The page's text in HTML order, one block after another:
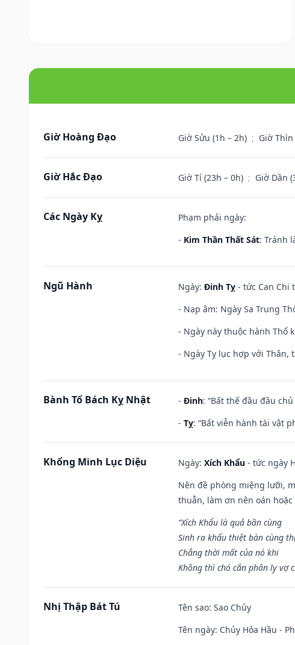
Giờ Hoàng Đạo Giờ Sửu (1h – 2h) ; Giờ
Giờ Hắc Đạo Giờ Tí (23h – 0h) ; Giờ Dần
Các Ngày Kỵ
Phạm phải ngày:
- Kim Thần Thất Sát: Tránh
Ngũ Hành Ngày: Đinh Tỵ - tức Can Chi
- Nạp âm: Ngày Sa Trung
- Ngày này thuộc hành Thổ
- Ngày Tỵ lục hợp với Thân,
Bành Tổ Bách Kỵ Nhật - Đinh: “Bất thế đầu đầu
- Tỵ: “Bất viễn hành tài vật
Khổng Minh Lục Diệu Ngày: Xích Khẩu - tức ngày
Nên đề phòng miệng lưỡi,
thuẫn, làm ơn nên oán
“Xích Khẩu là quả bần cùng
Sinh ra khẩu thiệt bàn cùng
Chẳng thời mất của nó khi
Không thì chó cắn phân ly vợ
Nhị Thập Bát Tú Tên sao: Sao Chủy
Tên ngày: Chủy Hỏa Hầu -